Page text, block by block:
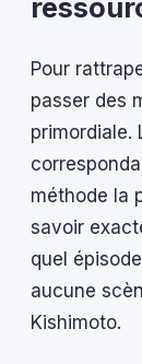
Pour
passer des
primordiale.
méthode la
savoir
quel
aucune
Kishimoto.